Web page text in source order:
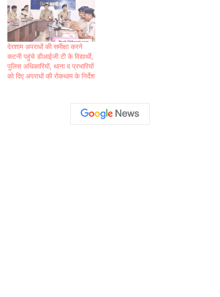
देरशाम अपराधों की समीक्षा करने
कटनी पहुंचे डीआईजी टी के विद्यार्थी,
पुलिस अधिकारियों, थाना व प्रभारियों
को दिए अपराधों की रोकथाम के निर्देश